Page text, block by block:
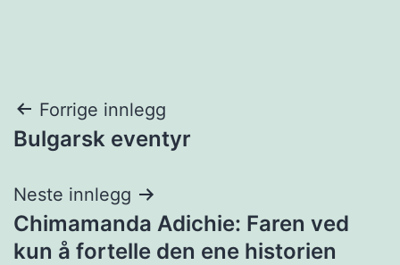
Innleggsnavigasjon
Forrige innlegg
Bulgarsk eventyr
Neste innlegg
Chimamanda Adichie: Faren ved
kun å fortelle den ene historien